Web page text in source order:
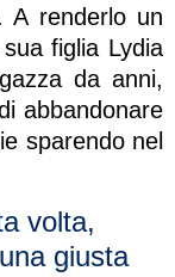
A renderlo un
figlia Lydia
da anni,
abbandonare
sparendo nel
volta,
giusta